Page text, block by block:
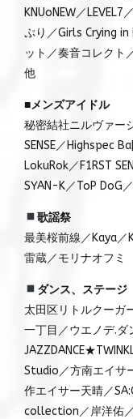
KNUoNEW／
ぷり／Girls Crying
ット／奏音コレクト
他
■メンズアイドル
秘密結社ニルヴァー
SENSE／Highspec
LokuRok／F1RST
SYAN-K／ToP DoG
歌謡祭
最美桜前線／Kaya／
雷蔵／モリナオフミ
ダンス、ステージ
太田区リトルクーガ
一丁目／ウエノデ.
Studio／方南エイサ
作エイサー天晴／
collection／岸洋佑